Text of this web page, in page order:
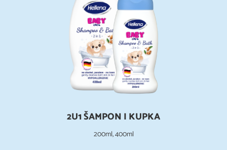
2U1 ŠAMPON I KUPKA
200ml, 400ml